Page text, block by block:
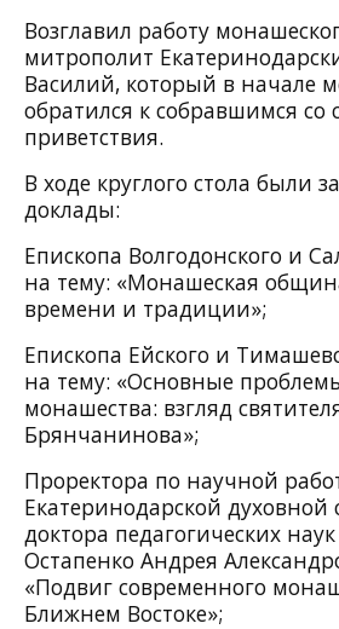
Возглавил работу
митрополит
Василий, который в начале
обратился к собравшимся со
приветствия.
В ходе круглого стола были
доклады:
Епископа Волгодонского и
на тему: «Монашеская
времени и традиции»;
Епископа Ейского и
на тему: «Основные
монашества: взгляд
Брянчанинова»;
Проректора по научной
Екатеринодарской
доктора педагогических
Остапенко Андрея
«Подвиг современного
Ближнем Востоке»;